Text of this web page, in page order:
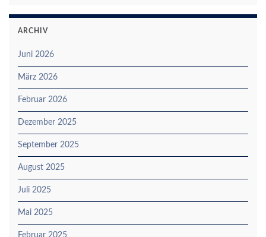
ARCHIV
Juni 2026
März 2026
Februar 2026
Dezember 2025
September 2025
August 2025
Juli 2025
Mai 2025
Februar 2025